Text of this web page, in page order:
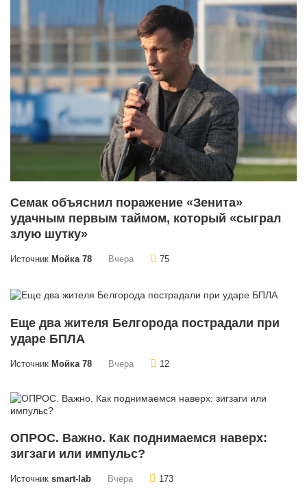
Семак объяснил поражение «Зенита»
удачным первым таймом, который «сыграл
злую шутку»
Источник Мойка 78 Вчера 75
Еще два жителя Белгорода пострадали при
ударе БПЛА
Источник Мойка 78 Вчера 12
ОПРОС. Важно. Как поднимаемся наверх:
зигзаги или импульс?
Источник smart-lab Вчера 173